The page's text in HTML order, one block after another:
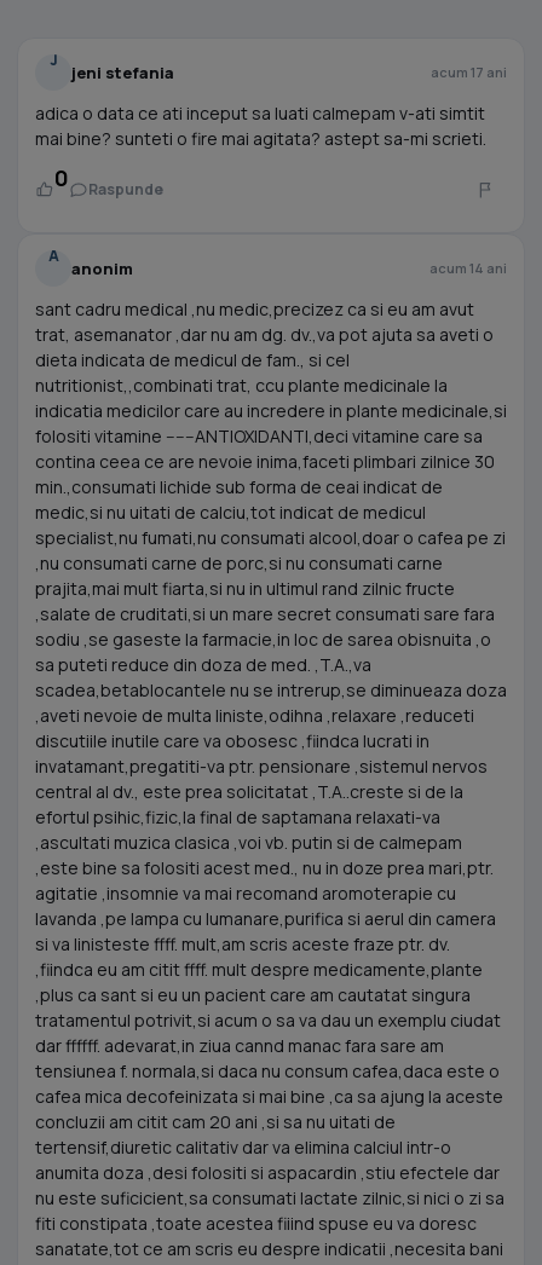
J
jeni stefania acum 17 ani
adica o data ce ati inceput sa luati calmepam v-ati simtit
mai bine? sunteti o fire mai agitata? astept sa-mi scrieti.
0 Raspunde
A
anonim acum 14 ani
sant cadru medical ,nu medic,precizez ca si eu am avut
trat, asemanator ,dar nu am dg. dv.,va pot ajuta sa aveti o
dieta indicata de medicul de fam., si cel
nutritionist,,combinati trat, ccu plante medicinale la
indicatia medicilor care au incredere in plante medicinale,si
folositi vitamine ------ANTIOXIDANTI,deci vitamine care sa
contina ceea ce are nevoie inima,faceti plimbari zilnice 30
min.,consumati lichide sub forma de ceai indicat de
medic,si nu uitati de calciu,tot indicat de medicul
specialist,nu fumati,nu consumati alcool,doar o cafea pe zi
,nu consumati carne de porc,si nu consumati carne
prajita,mai mult fiarta,si nu in ultimul rand zilnic fructe
,salate de cruditati,si un mare secret consumati sare fara
sodiu ,se gaseste la farmacie,in loc de sarea obisnuita ,o
sa puteti reduce din doza de med. ,T.A.,va
scadea,betablocantele nu se intrerup,se diminueaza doza
,aveti nevoie de multa liniste,odihna ,relaxare ,reduceti
discutiile inutile care va obosesc ,fiindca lucrati in
invatamant,pregatiti-va ptr. pensionare ,sistemul nervos
central al dv., este prea solicitatat ,T.A..creste si de la
efortul psihic,fizic,la final de saptamana relaxati-va
,ascultati muzica clasica ,voi vb. putin si de calmepam
,este bine sa folositi acest med., nu in doze prea mari,ptr.
agitatie ,insomnie va mai recomand aromoterapie cu
lavanda ,pe lampa cu lumanare,purifica si aerul din camera
si va linisteste ffff. mult,am scris aceste fraze ptr. dv.
,fiindca eu am citit ffff. mult despre medicamente,plante
,plus ca sant si eu un pacient care am cautatat singura
tratamentul potrivit,si acum o sa va dau un exemplu ciudat
dar ffffff. adevarat,in ziua cannd manac fara sare am
tensiunea f. normala,si daca nu consum cafea,daca este o
cafea mica decofeinizata si mai bine ,ca sa ajung la aceste
concluzii am citit cam 20 ani ,si sa nu uitati de
tertensif,diuretic calitativ dar va elimina calciul intr-o
anumita doza ,desi folositi si aspacardin ,stiu efectele dar
nu este suficicient,sa consumati lactate zilnic,si nici o zi sa
fiti constipata ,toate acestea fiiind spuse eu va doresc
sanatate,tot ce am scris eu despre indicatii ,necesita bani